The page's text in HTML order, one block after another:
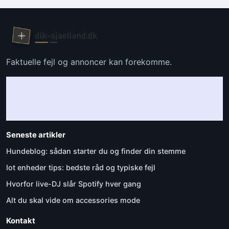
Faktuelle fejl og annoncer kan forekomme.
Seneste artikler
Hundeblog: sådan starter du og finder din stemme
Iot enheder tips: bedste råd og typiske fejl
Hvorfor live-DJ slår Spotify hver gang
Alt du skal vide om accessories mode
Kontakt